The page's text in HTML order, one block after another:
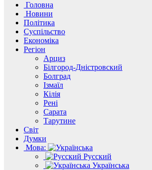
Головна
Новини
Політика
Суспільство
Економіка
Регіон
Арциз
Білгород-Дністровский
Болград
Ізмаїл
Кілія
Рені
Сарата
Тарутине
Світ
Думки
Мова:
Русский
Українська